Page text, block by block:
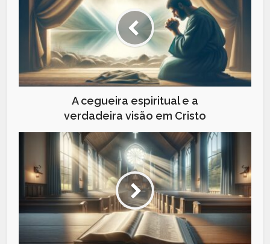
A cegueira espiritual e a
verdadeira visão em Cristo